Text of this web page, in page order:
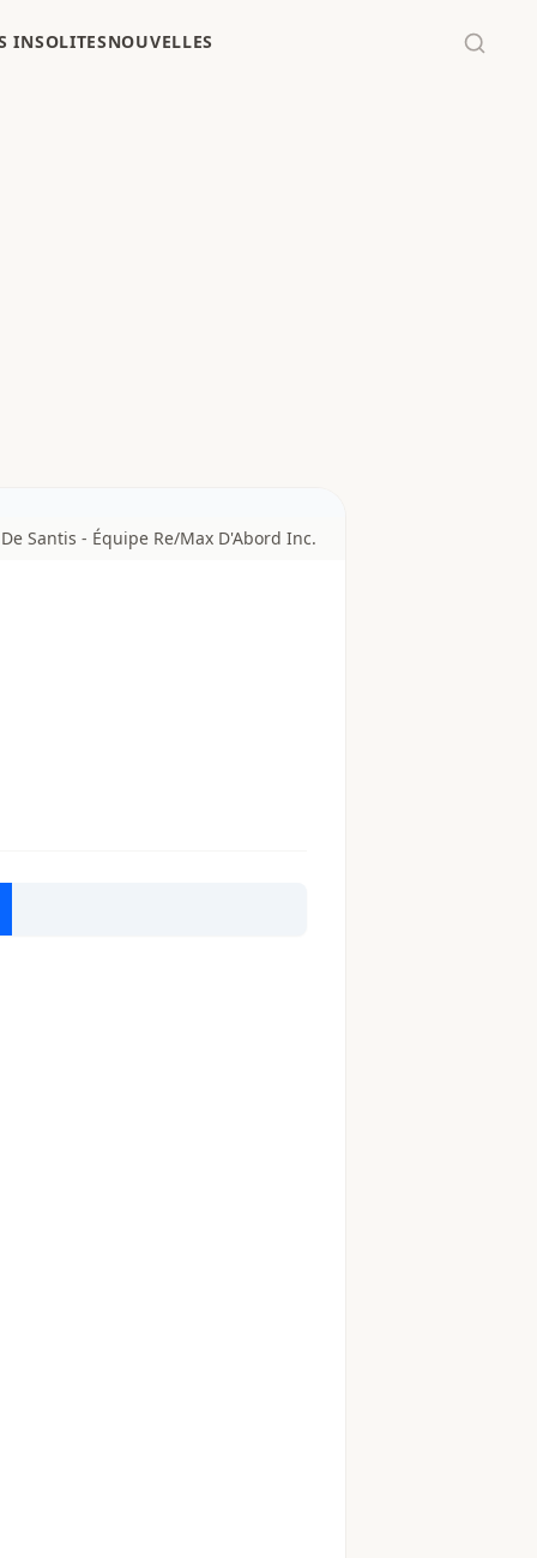
INSOLITESNOUVELLES
Santis - Équipe Re/Max D'Abord Inc.